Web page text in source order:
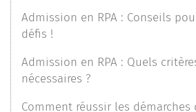
Admission en RPA : Conseils
défis !
Admission en RPA : Quels
nécessaires ?
Comment réussir les démarches